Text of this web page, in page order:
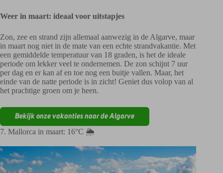
Weer in maart: ideaal voor uitstapjes
Zon, zee en strand zijn allemaal aanwezig in de Algarve, maar
in maart nog niet in de mate van een echte strandvakantie. Met
een gemiddelde temperatuur van 18 graden, is het de ideale
periode om lekker veel te ondernemen. De zon schijnt 7 uur
per dag en er kan af en toe nog een buitje vallen. Maar, het
einde van de natte periode is in zicht! Geniet dus volop van al
het prachtige groen om je heen.
Bekijk onze vakanties naar de Algarve
7. Mallorca in maart: 16°C 🌦️